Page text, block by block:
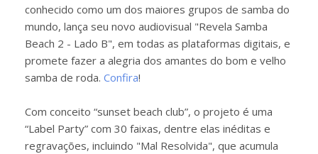
conhecido como um dos maiores grupos de samba do
mundo, lança seu novo audiovisual "Revela Samba
Beach 2 - Lado B", em todas as plataformas digitais, e
promete fazer a alegria dos amantes do bom e velho
samba de roda. Confira!
Com conceito “sunset beach club”, o projeto é uma
“Label Party” com 30 faixas, dentre elas inéditas e
regravações, incluindo "Mal Resolvida", que acumula